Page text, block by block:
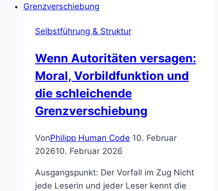
Grübeln
Selbstführung & Struktur
Wenn Autoritäten versagen:
Moral, Vorbildfunktion und
die schleichende
Grenzverschiebung
VonPhilipp Human Code 10. Februar
202610. Februar 2026
Ausgangspunkt: Der Vorfall im Zug Nicht
jede Leserin und jeder Leser kennt die